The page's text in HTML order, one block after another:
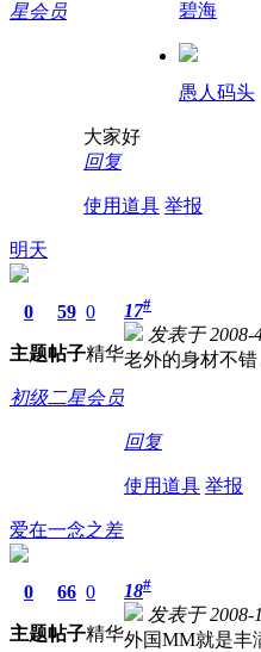
星会员
碧海
愚人码头
大家好
回复
使用道具 举报
明天
0
主题
59
帖子
0
精华
初级二星会员
17#
发表于 2008-
老外的身材不错
回复
使用道具 举报
爱在一念之差
0
主题
66
帖子
0
精华
18#
发表于 2008-
外国MM就是丰